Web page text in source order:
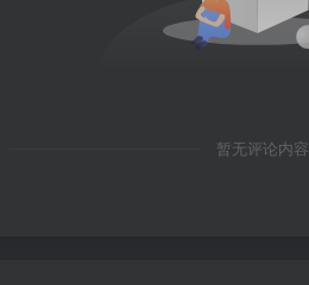
暂无评论内容